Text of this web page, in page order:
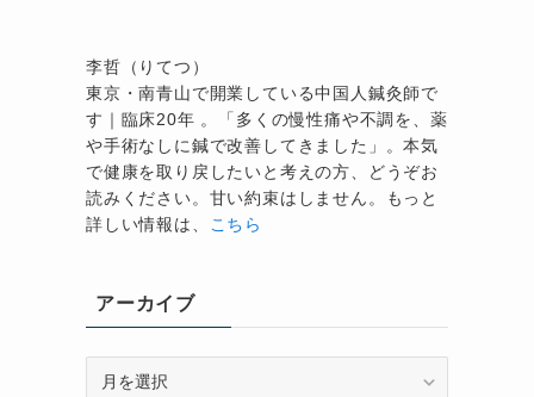
李哲（りてつ）
東京・南青山で開業している中国人鍼灸師で
す｜臨床20年 。「多くの慢性痛や不調を、薬
や手術なしに鍼で改善してきました」。本気
で健康を取り戻したいと考えの方、どうぞお
読みください。甘い約束はしません。もっと
詳しい情報は、 こちら
アーカイブ